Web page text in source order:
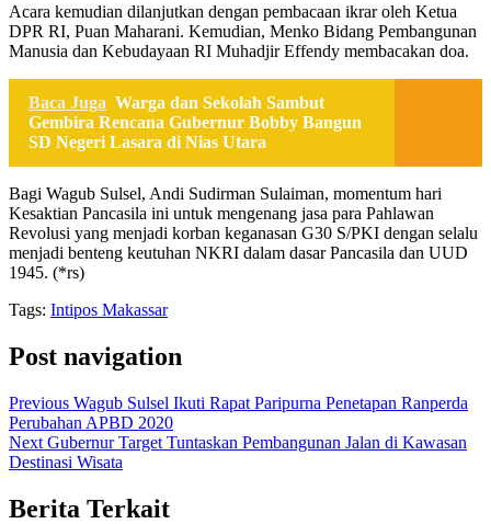
Acara kemudian dilanjutkan dengan pembacaan ikrar oleh Ketua
DPR RI, Puan Maharani. Kemudian, Menko Bidang Pembangunan
Manusia dan Kebudayaan RI Muhadjir Effendy membacakan doa.
Baca Juga Warga dan Sekolah Sambut
Gembira Rencana Gubernur Bobby Bangun
SD Negeri Lasara di Nias Utara
Bagi Wagub Sulsel, Andi Sudirman Sulaiman, momentum hari
Kesaktian Pancasila ini untuk mengenang jasa para Pahlawan
Revolusi yang menjadi korban keganasan G30 S/PKI dengan selalu
menjadi benteng keutuhan NKRI dalam dasar Pancasila dan UUD
1945. (*rs)
Tags: Intipos Makassar
Post navigation
Previous Wagub Sulsel Ikuti Rapat Paripurna Penetapan Ranperda
Perubahan APBD 2020
Next Gubernur Target Tuntaskan Pembangunan Jalan di Kawasan
Destinasi Wisata
Berita Terkait